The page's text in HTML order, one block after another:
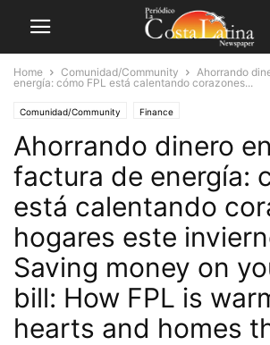
Home Comunidad/Community
Ahorrando
energía: cómo FPL está calentando corazones...
Comunidad/Community Finance
Ahorrando dinero
factura de energía:
está calentando
hogares este
Saving money on
bill: How FPL is
hearts and homes